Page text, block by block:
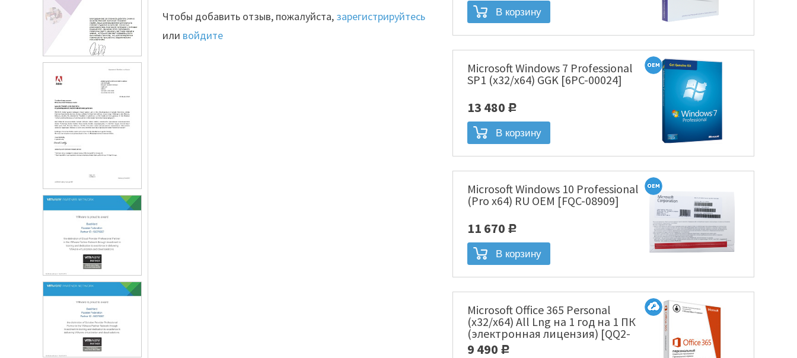
Microsoft Windows 7 Professional
SP1 (x32/x64) GGK [6PC-00024]
13 480 Р
Microsoft Windows 10 Professional
(Pro x64) RU OEM [FQC-08909]
11 670 Р
Microsoft Office 365 Personal
(x32/x64) All Lng на 1 год на 1 ПК
(электронная лицензия) [QQ2-
00004]
9 490 Р
Чтобы добавить отзыв, пожалуйста, зарегистрируйтесь
или войдите